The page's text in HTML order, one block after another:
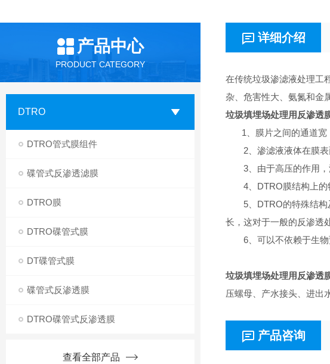
产品中心
PRODUCT CATEGORY
DTRO
DTRO管式膜组件
碟管式反渗透滤膜
DTRO膜
DTRO碟管式膜
DT碟管式膜
碟管式反渗透膜
DTRO碟管式反渗透膜
查看全部产品
详细介绍
在传统垃圾渗滤液处理工
杂、危害性大、氨氮和金
垃圾填埋场处理用反渗透
1、膜片之间的通道宽
2、渗滤液液体在膜表
3、由于高压的作用，
4、DTRO膜结构上的特
5、DTRO的特殊结构及
长，这对于一般的反渗透
6、可以不依赖于生物
垃圾填埋场处理用反渗透
压螺母、产水接头、进出
产品咨询